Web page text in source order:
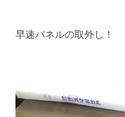
早速パネルの取外し！